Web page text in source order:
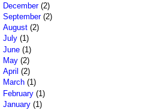
December(2)
September(2)
August (2)
July (1)
June (1)
May (2)
April (2)
March (1)
February (1)
January (1)